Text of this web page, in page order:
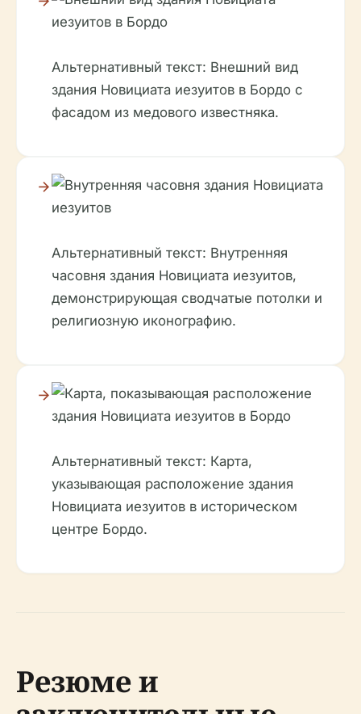
Альтернативный текст: Внешний вид
здания Новициата иезуитов в Бордо с
фасадом из медового известняка.
Альтернативный текст: Внутренняя
часовня здания Новициата иезуитов,
демонстрирующая сводчатые потолки и
религиозную иконографию.
Альтернативный текст: Карта,
указывающая расположение здания
Новициата иезуитов в историческом
центре Бордо.
Резюме и